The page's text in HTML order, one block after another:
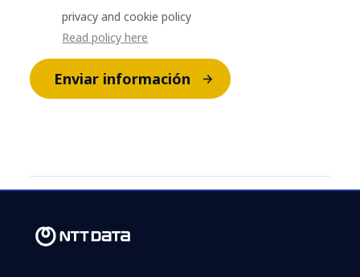
privacy and cookie policy
Read policy here
Enviar información